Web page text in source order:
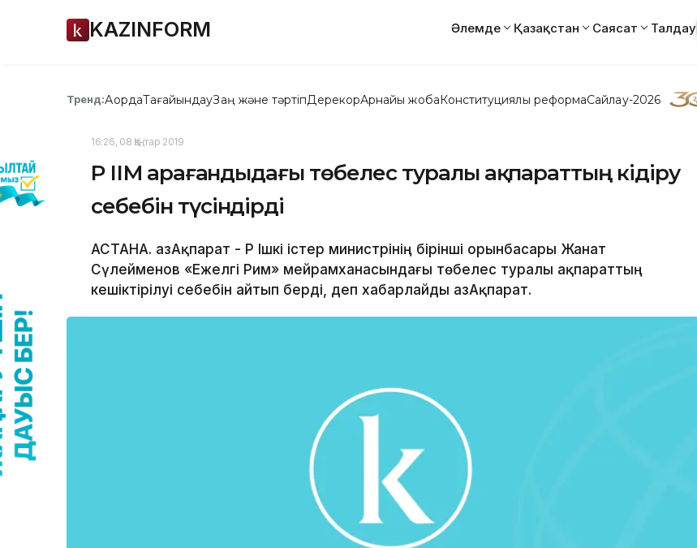
KAZINFORM Әлемде Қазақстан Саясат Талдау
Тренд:АқордаТағайындауЗаң және тәртіпДерекқорАрнайы жобаКонституциялық реформаСайлау-2026
16:26, 08 Қаңтар 2019
ҚР ІІМ Қарағандыдағы төбелес туралы ақпараттың кідіру
себебін түсіндірді
АСТАНА. ҚазАқпарат - ҚР Ішкі істер министрінің бірінші орынбасары Жанат
Сүлейменов «Ежелгі Рим» мейрамханасындағы төбелес туралы ақпараттың
кешіктірілуі себебін айтып берді, деп хабарлайды ҚазАқпарат.